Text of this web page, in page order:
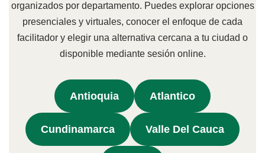
organizados por departamento. Puedes explorar opciones
presenciales y virtuales, conocer el enfoque de cada
facilitador y elegir una alternativa cercana a tu ciudad o
disponible mediante sesión online.
Antioquia Atlantico
Cundinamarca Valle Del Cauca